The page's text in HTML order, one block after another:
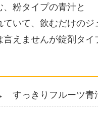
粉タイプの青汁と
いて、飲むだけのジ
言えませんが錠剤タ
っきりフルーツ青汁